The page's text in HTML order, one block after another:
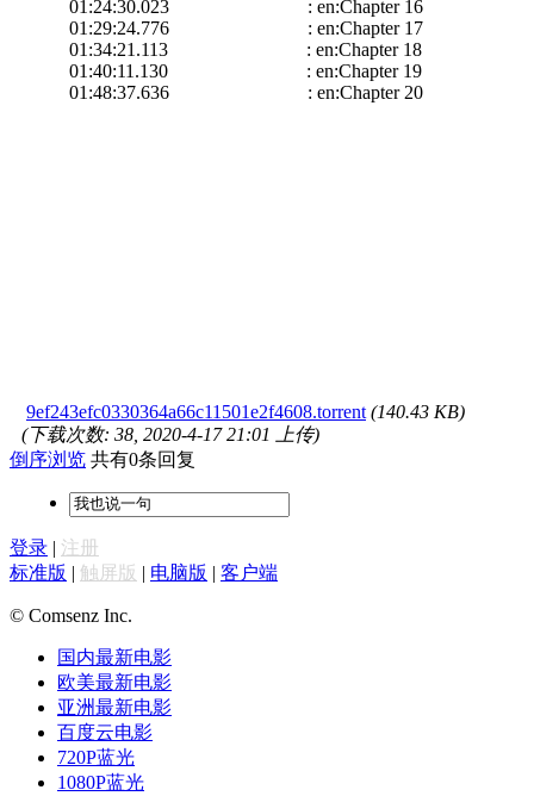
01:24:30.023 : en:Chapter 16
01:29:24.776 : en:Chapter 17
01:34:21.113 : en:Chapter 18
01:40:11.130 : en:Chapter 19
01:48:37.636 : en:Chapter 20
9ef243efc0330364a66c11501e2f4608.torrent (140.43 KB)
(下载次数: 38, 2020-4-17 21:01 上传)
倒序浏览 共有0条回复
登录 | 注册
标准版 | 触屏版 | 电脑版 | 客户端
© Comsenz Inc.
国内最新电影
欧美最新电影
亚洲最新电影
百度云电影
720P蓝光
1080P蓝光